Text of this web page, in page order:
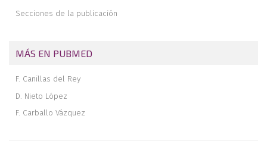
Secciones de la publicación
MÁS EN PUBMED
F. Canillas del Rey
D. Nieto López
F. Carballo Vázquez